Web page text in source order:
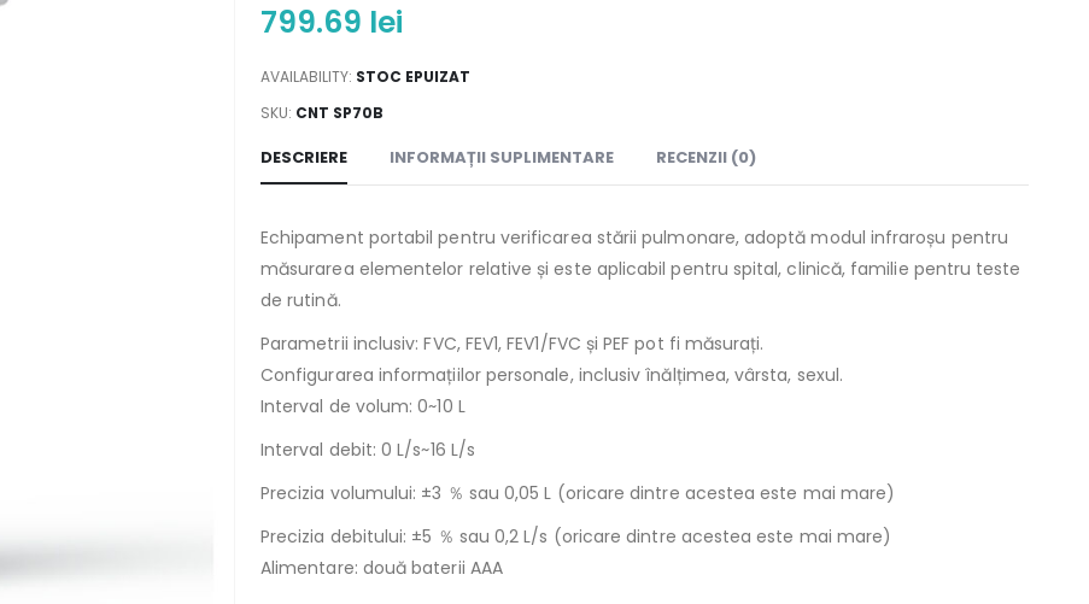
799.69 lei
AVAILABILITY: STOC EPUIZAT
SKU: CNT SP70B
DESCRIERE INFORMAȚII SUPLIMENTARE RECENZII (0)
Echipament portabil pentru verificarea stării pulmonare, adoptă modul infraroșu pentru
măsurarea elementelor relative și este aplicabil pentru spital, clinică, familie pentru teste
de rutină.
Parametrii inclusiv: FVC, FEV1, FEV1/FVC și PEF pot fi măsurați.
Configurarea informațiilor personale, inclusiv înălțimea, vârsta, sexul.
Interval de volum: 0~10 L
Interval debit: 0 L/s~16 L/s
Precizia volumului: ±3 ％ sau 0,05 L (oricare dintre acestea este mai mare)
Precizia debitului: ±5 ％ sau 0,2 L/s (oricare dintre acestea este mai mare)
Alimentare: două baterii AAA